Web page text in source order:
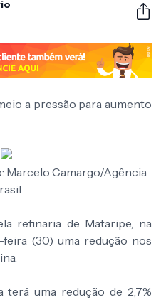
a pressão para aumento
Marcelo Camargo/Agência
refinaria de Mataripe, na
feira (30) uma redução nos
terá uma redução de 2,7%